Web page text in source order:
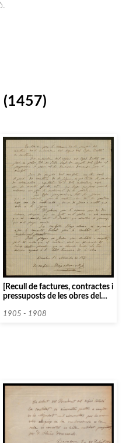
(1457)
[Recull de factures, contractes i
pressuposts de les obres del
1905 - 1908